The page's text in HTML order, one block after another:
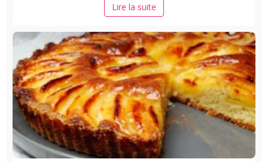
Lire la suite